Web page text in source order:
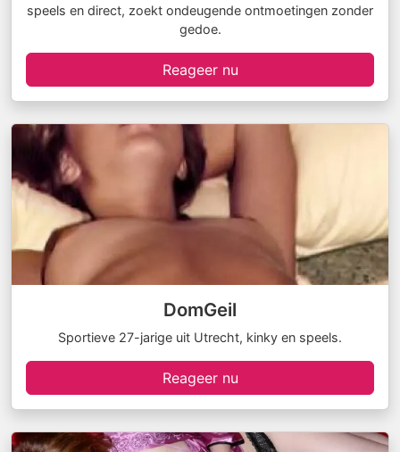
speels en direct, zoekt ondeugende ontmoetingen zonder
gedoe.
Reageer nu
DomGeil
Sportieve 27-jarige uit Utrecht, kinky en speels.
Reageer nu